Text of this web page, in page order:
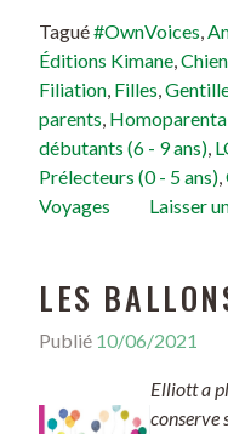
Tagué#OwnVoices,
Éditions Kimane,
Filiation, Filles,
parents,
débutants (6 - 9 ans),
Prélecteurs (0 - 5 ans),
Voyages
Laisser
LES
Publié 10/06/2021
Elliott a
conserve